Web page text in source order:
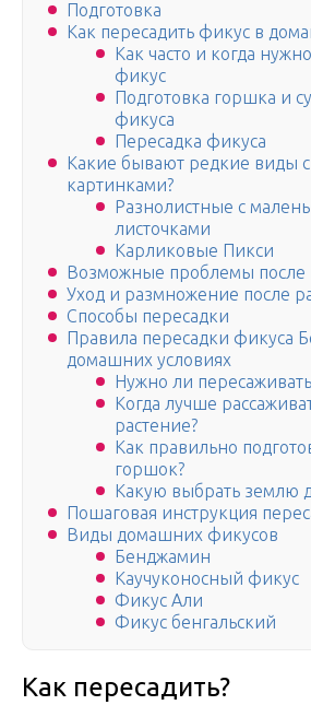
Подготовка
Как пересадить фикус в
Как часто и когда
фикус
Подготовка горшка и
фикуса
Пересадка фикуса
Какие бывают редкие виды
картинками?
Разнолистные с
листочками
Карликовые Пикси
Возможные проблемы после
Уход и размножение после
Способы пересадки
Правила пересадки фикуса
домашних условиях
Нужно ли
Когда лучше
растение?
Как правильно
горшок?
Какую выбрать землю
Пошаговая инструкция
Виды домашних фикусов
Бенджамин
Каучуконосный фикус
Фикус Али
Фикус бенгальский
Как пересадить?